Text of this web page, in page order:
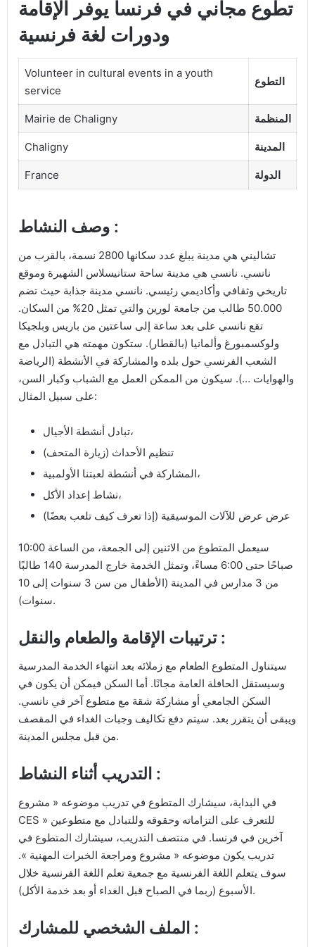
تطوع مجاني في فرنسا يوفر الإقامة
ودورات لغة فرنسية
Volunteer in cultural events in a youth
service
التطوع
Mairie de Chaligny المنظمة
Chaligny المدينة
France الدولة
وصف النشاط :
تشاليني هي مدينة يبلغ عدد سكانها 2800 نسمة، بالقرب من
نانسي. نانسي هي مدينة ساحة ستانيسلاس الشهيرة وموقع
تاريخي وثقافي وأكاديمي رئيسي. نانسي مدينة جذابة حيث تضم
50.000 طالب من جامعة لورين والتي تمثل 20% من السكان.
تقع نانسي على بعد ساعة إلى ساعتين من باريس وبلجيكا
ولوكسمبورغ وألمانيا (بالقطار). ستكون مهمته هي التبادل مع
الشعب الفرنسي حول بلده والمشاركة في الأنشطة (الرياضة
والهوايات …). سيكون من الممكن العمل مع الشباب وكبار السن،
على سبيل المثال:
تبادل أنشطة الأجيال،
تنظيم الأحداث (زيارة المتحف)
المشاركة في أنشطة لعبتنا الأولمبية،
نشاط إعداد الأكل،
عرض عرض للآلات الموسيقية (إذا تعرف كيف تلعب بعضًا)
سيعمل المتطوع من الاثنين إلى الجمعة، من الساعة 10:00
صباحًا حتى 6:00 مساءً، وتمثل الخدمة خارج المدرسة 140 طالبًا
من 3 مدارس في المدينة (الأطفال من سن 3 سنوات إلى 10
سنوات).
ترتيبات الإقامة والطعام والنقل :
سيتناول المتطوع الطعام مع زملائه بعد انتهاء الخدمة المدرسية
وسيستقل الحافلة العامة مجانًا. أما السكن فيمكن أن يكون في
السكن الجامعي أو مشاركة شقة مع متطوع آخر في نانسي.
ويبقى أن يتقرر بعد. سيتم دفع تكاليف وجبات الغداء في المقصف
من قبل مجلس المدينة.
التدريب أثناء النشاط :
في البداية، سيشارك المتطوع في تدريب موضوعه « مشروع
CES » للتعرف على التزاماته وحقوقه وللتبادل مع متطوعين
آخرين في فرنسا. في منتصف التدريب، سيشارك المتطوع في
تدريب يكون موضوعه « مشروع ومراجعة الخبرات المهنية ».
سوف يتعلم اللغة الفرنسية مع جمعية تعلم اللغة الفرنسية خلال
الأسبوع (ربما في الصباح قبل الغداء أو بعد خدمة الأكل).
الملف الشخصي للمشارك :